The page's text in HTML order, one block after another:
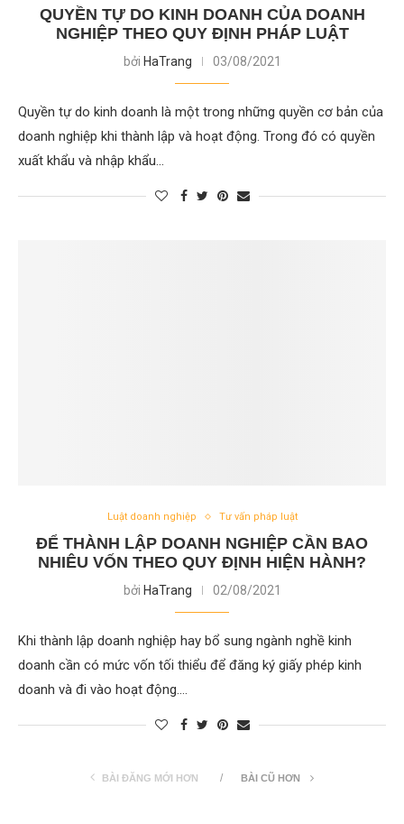
QUYỀN TỰ DO KINH DOANH CỦA DOANH
NGHIỆP THEO QUY ĐỊNH PHÁP LUẬT
bởi HaTrang 03/08/2021
Quyền tự do kinh doanh là một trong những quyền cơ bản của
doanh nghiệp khi thành lập và hoạt động. Trong đó có quyền
xuất khẩu và nhập khẩu…
Luật doanh nghiệp Tư vấn pháp luật
ĐỂ THÀNH LẬP DOANH NGHIỆP CẦN BAO
NHIÊU VỐN THEO QUY ĐỊNH HIỆN HÀNH?
bởi HaTrang 02/08/2021
Khi thành lập doanh nghiệp hay bổ sung ngành nghề kinh
doanh cần có mức vốn tối thiểu để đăng ký giấy phép kinh
doanh và đi vào hoạt động.…
BÀI ĐĂNG MỚI HƠN BÀI CŨ HƠN